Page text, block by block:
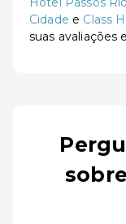
Cidade e Class
suas avaliações